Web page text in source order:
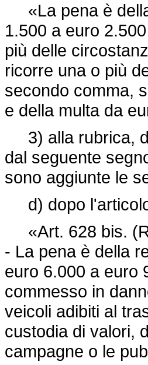
«La pena è
1.500 a euro
più delle
ricorre una o più
secondo comma,
e della multa da
3) alla rubrica,
dal seguente
sono aggiunte le
d) dopo
«Art. 628 bis.
- La pena è della
euro 6.000 a euro
commesso in
veicoli adibiti al
custodia di valori,
campagne o le